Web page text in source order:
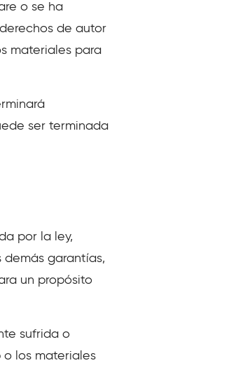
o se ha
de autor
materiales para
ser terminada
por la ley,
garantías,
un propósito
sufrida o
los materiales